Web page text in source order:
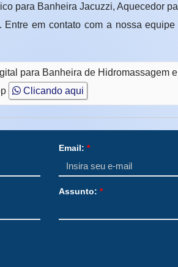
para Banheira Jacuzzi, Aquecedor
em contato com a nossa
para Banheira de Hidromassagem
Clicando aqui
Email: *
Assunto: *